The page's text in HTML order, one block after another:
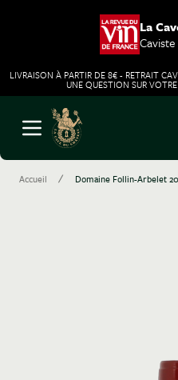
La
LIVRAISON À PARTIR DE 8€ - RETRAIT
UNE QUESTION SUR
Aller au contenu
Ouvrir le menu
Accueil / Domaine Follin-Arbelet